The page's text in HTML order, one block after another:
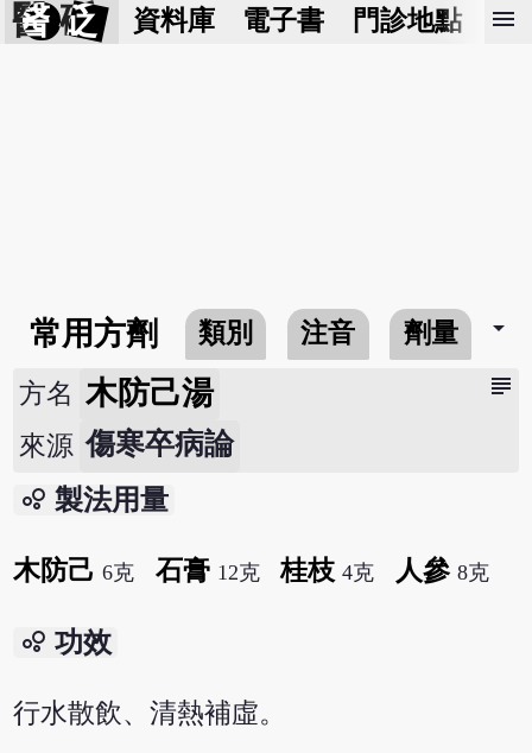
醫 砭 資料庫 電子書 門診地點 預
menu
常用方劑 類別 注音 劑量 arrow_drop_down
subject
方名 木防己湯
來源 傷寒卒病論
bubble_chart 製法用量
木防己 6克 石膏 12克 桂枝 4克 人參 8克
bubble_chart 功效
行水散飲、清熱補虛。